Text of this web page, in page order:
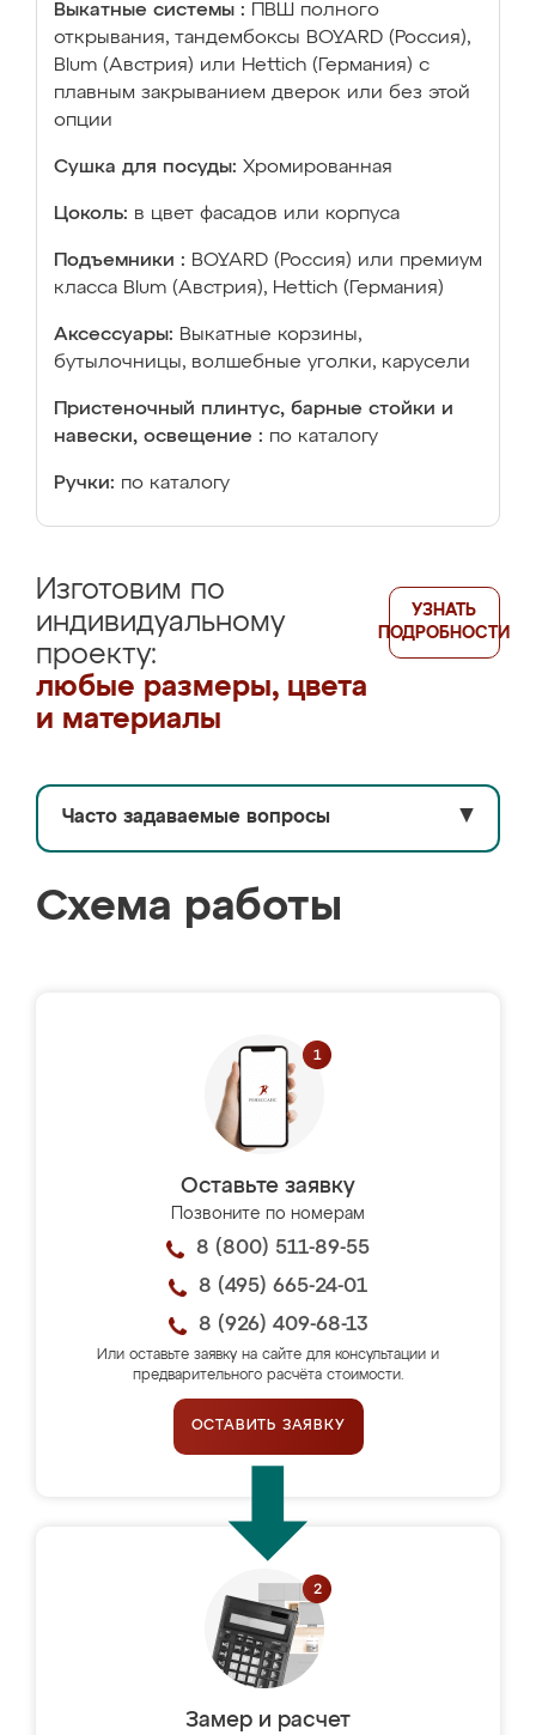
Выкатные системы :
ПВШ полного
открывания, тандембоксы BOYARD (Россия),
Blum (Австрия) или Hettich (Германия) с
плавным закрыванием дверок или без этой
опции
Сушка для посуды: Хромированная
Цоколь: в цвет фасадов или корпуса
Подъемники : BOYARD (Россия) или премиум
класса Blum (Австрия), Hettich (Германия)
Аксессуары: Выкатные корзины,
бутылочницы, волшебные уголки, карусели
Пристеночный плинтус, барные стойки и
навески, освещение : по каталогу
Ручки: по каталогу
Изготовим по
индивидуальному
проекту:
любые размеры, цвета
и материалы
УЗНАТЬ
ПОДРОБНОСТИ
Часто задаваемые вопросы ▼
Схема работы
Оставьте заявку
Позвоните по номерам
8 (800) 511-89-55
8 (495) 665-24-01
8 (926) 409-68-13
Или оставьте заявку на сайте для консультации и
предварительного расчёта стоимости.
ОСТАВИТЬ ЗАЯВКУ
Замер и расчет